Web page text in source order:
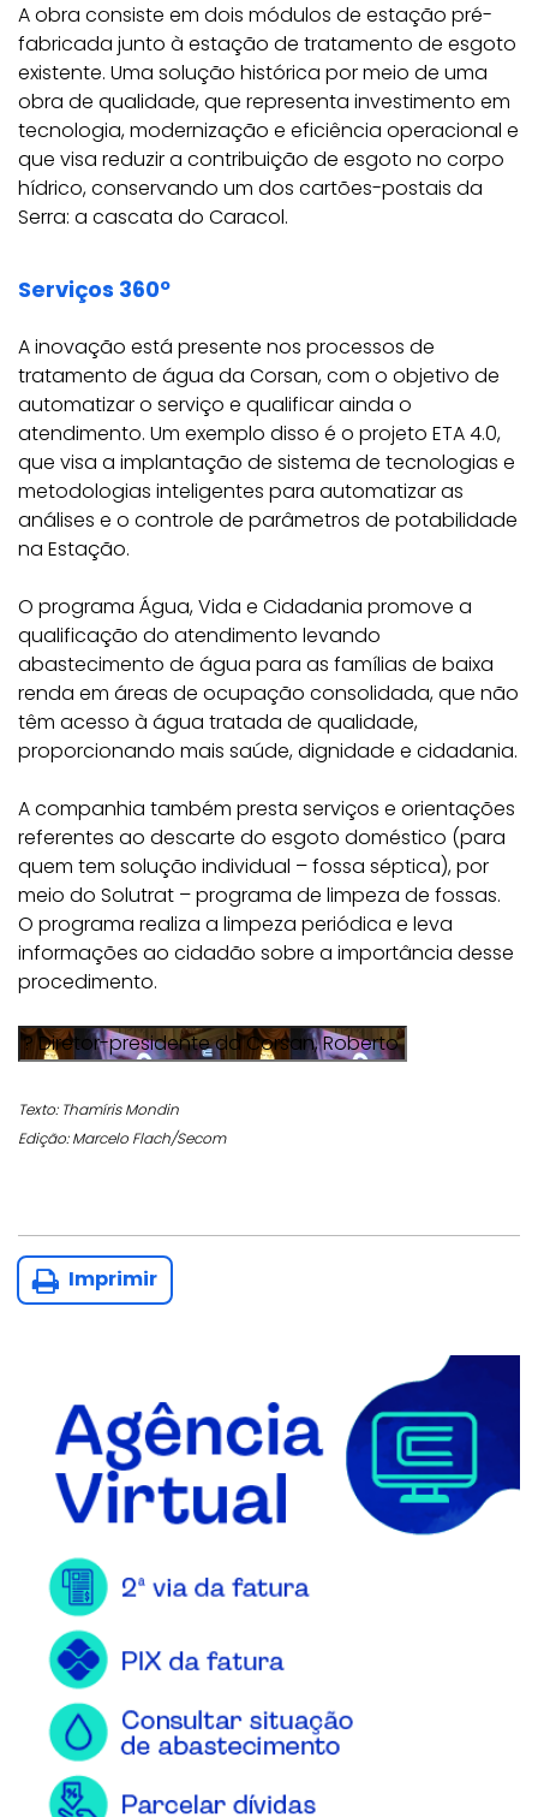
A obra consiste em dois módulos de estação pré-
fabricada junto à estação de tratamento de esgoto
existente. Uma solução histórica por meio de uma
obra de qualidade, que representa investimento em
tecnologia, modernização e eficiência operacional e
que visa reduzir a contribuição de esgoto no corpo
hídrico, conservando um dos cartões-postais da
Serra: a cascata do Caracol.
Serviços 360º
A inovação está presente nos processos de
tratamento de água da Corsan, com o objetivo de
automatizar o serviço e qualificar ainda o
atendimento. Um exemplo disso é o projeto ETA 4.0,
que visa a implantação de sistema de tecnologias e
metodologias inteligentes para automatizar as
análises e o controle de parâmetros de potabilidade
na Estação.
O programa Água, Vida e Cidadania promove a
qualificação do atendimento levando
abastecimento de água para as famílias de baixa
renda em áreas de ocupação consolidada, que não
têm acesso à água tratada de qualidade,
proporcionando mais saúde, dignidade e cidadania.
A companhia também presta serviços e orientações
referentes ao descarte do esgoto doméstico (para
quem tem solução individual – fossa séptica), por
meio do Solutrat – programa de limpeza de fossas.
O programa realiza a limpeza periódica e leva
informações ao cidadão sobre a importância desse
procedimento.
Texto: Thamíris Mondin
Edição: Marcelo Flach/Secom
Imprimir